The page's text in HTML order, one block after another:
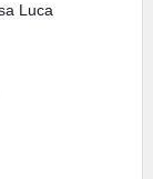
Luca